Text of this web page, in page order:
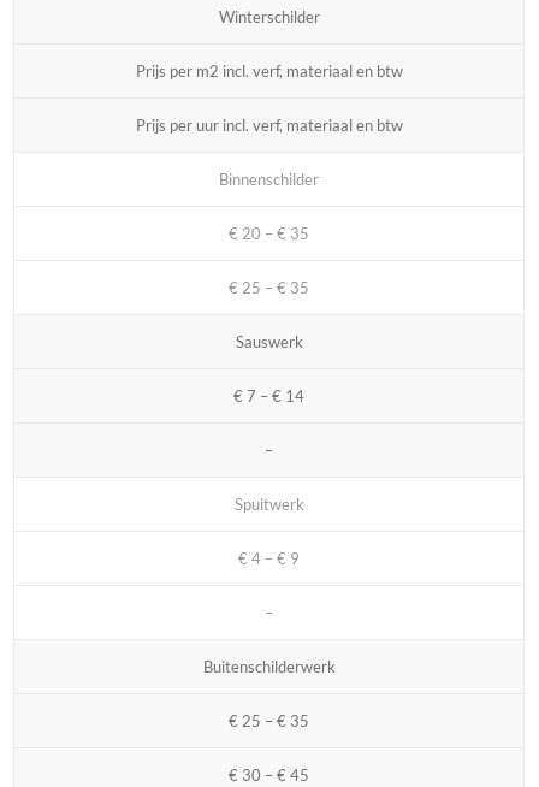
Winterschilder
Prijs per m2 incl. verf, materiaal en btw
Prijs per uur incl. verf, materiaal en btw
Binnenschilder
€ 20 – € 35
€ 25 – € 35
Sauswerk
€ 7 – € 14
–
Spuitwerk
€ 4 – € 9
–
Buitenschilderwerk
€ 25 – € 35
€ 30 – € 45